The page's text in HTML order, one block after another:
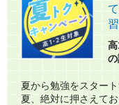
夏から勉強をスター
夏、絶対に押さえて